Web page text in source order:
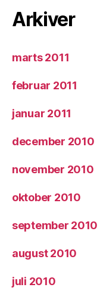
Arkiver
marts 2011
februar 2011
januar 2011
december 2010
november 2010
oktober 2010
september 2010
august 2010
juli 2010